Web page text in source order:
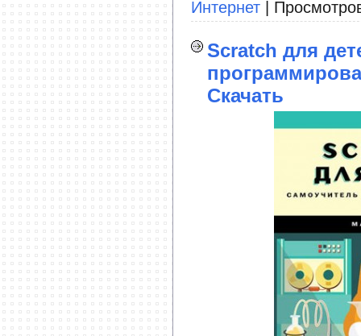
Интернет |
Scratch для
Скачать